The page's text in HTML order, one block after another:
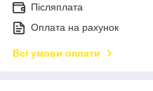
Післяплата
Оплата на рахунок
Всі умови оплати